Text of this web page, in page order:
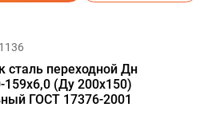
сталь переходной Дн
159х6,0 (Ду 200х150)
ГОСТ 17376-2001